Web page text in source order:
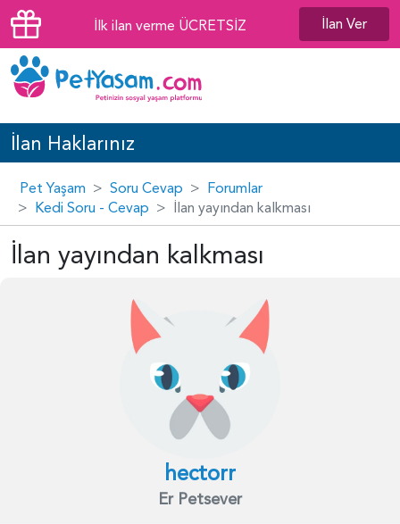
İlk ilan verme ÜCRETSİZ İlan Ver
İlan Haklarınız
Pet Yaşam Soru Cevap
Forumlar
Kedi Soru - Cevap
İlan yayından kalkması
İlan yayından kalkması
hectorr
Er Petsever